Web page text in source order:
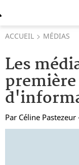
ACCUEIL MÉDIAS
Les
Par Céline Pastezeur